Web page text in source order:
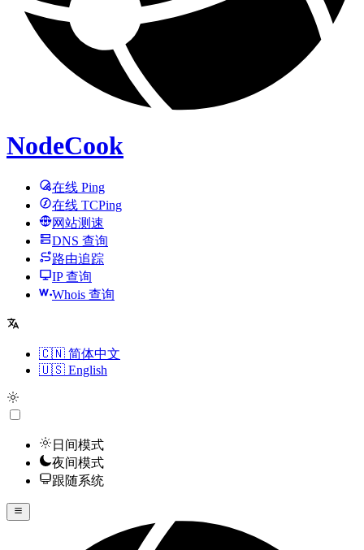
NodeCook
在线 Ping
在线 TCPing
网站测速
DNS 查询
路由追踪
IP 查询
Whois 查询
🇨🇳 简体中文
🇺🇸 English
日间模式
夜间模式
跟随系统